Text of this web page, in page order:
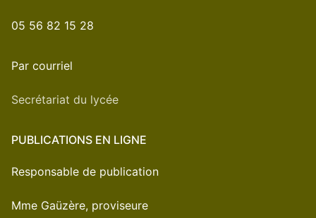
05 56 82 15 28
Par courriel
Secrétariat du lycée
PUBLICATIONS EN LIGNE
Responsable de publication
Mme Gaüzère, proviseure